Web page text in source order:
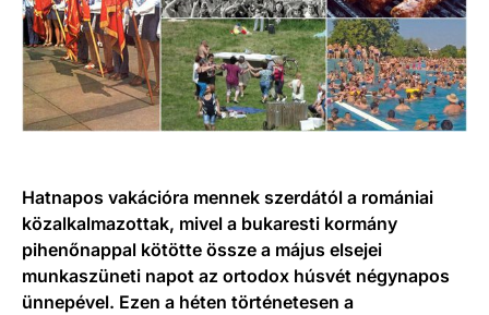
Hatnapos vakációra mennek szerdától a romániai
közalkalmazottak, mivel a bukaresti kormány
pihenőnappal kötötte össze a május elsejei
munkaszüneti napot az ortodox húsvét négynapos
ünnepével. Ezen a héten történetesen a